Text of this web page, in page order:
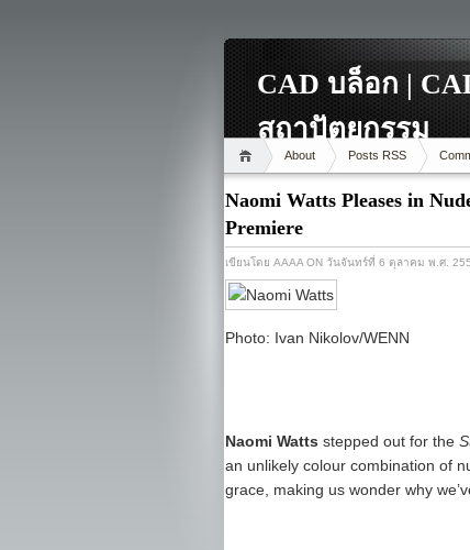
CAD บล็อก |
สถาปัตยกรรม
About Posts RSS
Naomi Watts Pleases in
Premiere
เขียนโดย AAAA ON วันจันทร์ที่ 6 ตุลาคม พ.ศ.
Photo: Ivan Nikolov/WENN
Naomi Watts stepped out for the
an unlikely colour combination of
grace, making us wonder why